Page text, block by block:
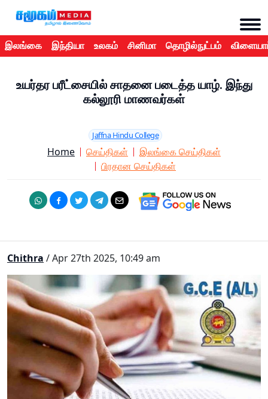
இலங்கை இந்தியா உலகம் சினிமா தொழில்நுட்பம்
உயர்தர பரீட்சையில் சாதனை படைத்த யாழ். இந்து
கல்லூரி மாணவர்கள்
Jaffna Hindu College
Home செய்திகள்
இலங்கை செய்திகள்
பிரதான செய்திகள்
Chithra / Apr 27th 2025, 10:49 am